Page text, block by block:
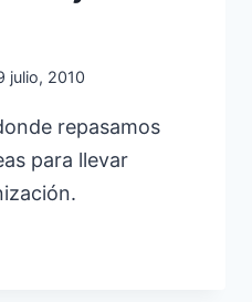
julio, 2010
repasamos
para llevar